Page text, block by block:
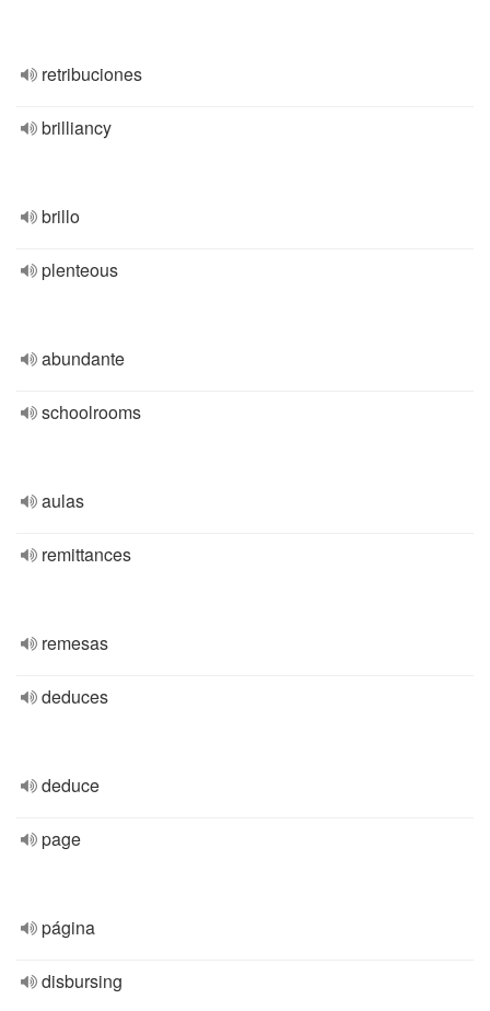
retribuciones
brilliancy
brillo
plenteous
abundante
schoolrooms
aulas
remittances
remesas
deduces
deduce
page
página
disbursing